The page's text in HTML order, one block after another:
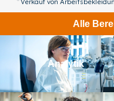
Alle
Analytik